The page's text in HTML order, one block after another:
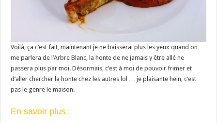
Voilà, ça c’est fait, maintenant je ne baisserai plus les yeux quand on
me parlera de l’Arbre Blanc, la honte de ne jamais y être allé ne
passera plus par moi. Désormais, c’est à moi de pouvoir frimer et
d’aller chercher la honte chez les autres lol … je plaisante hein, c’est
pas le genre le maison.
En savoir plus :